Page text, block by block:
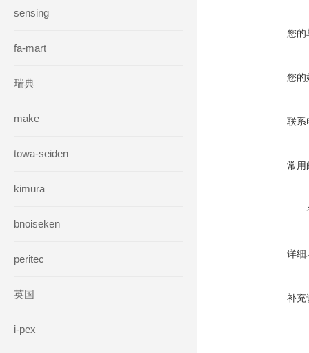
sensing
fa-mart
瑞典
make
towa-seiden
kimura
bnoiseken
peritec
英国
i-pex
您的
您的
联系
常用
详细
补充